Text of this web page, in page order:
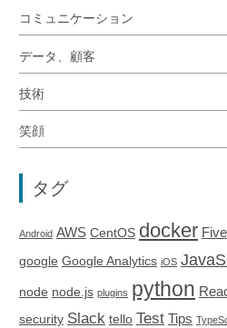
コミュニケーション
データ、顧客
技術
笑顔
タグ
Android AWS CentOS docker
google Google Analytics iOS
node node.js plugins python
security Slack tello Test Tips